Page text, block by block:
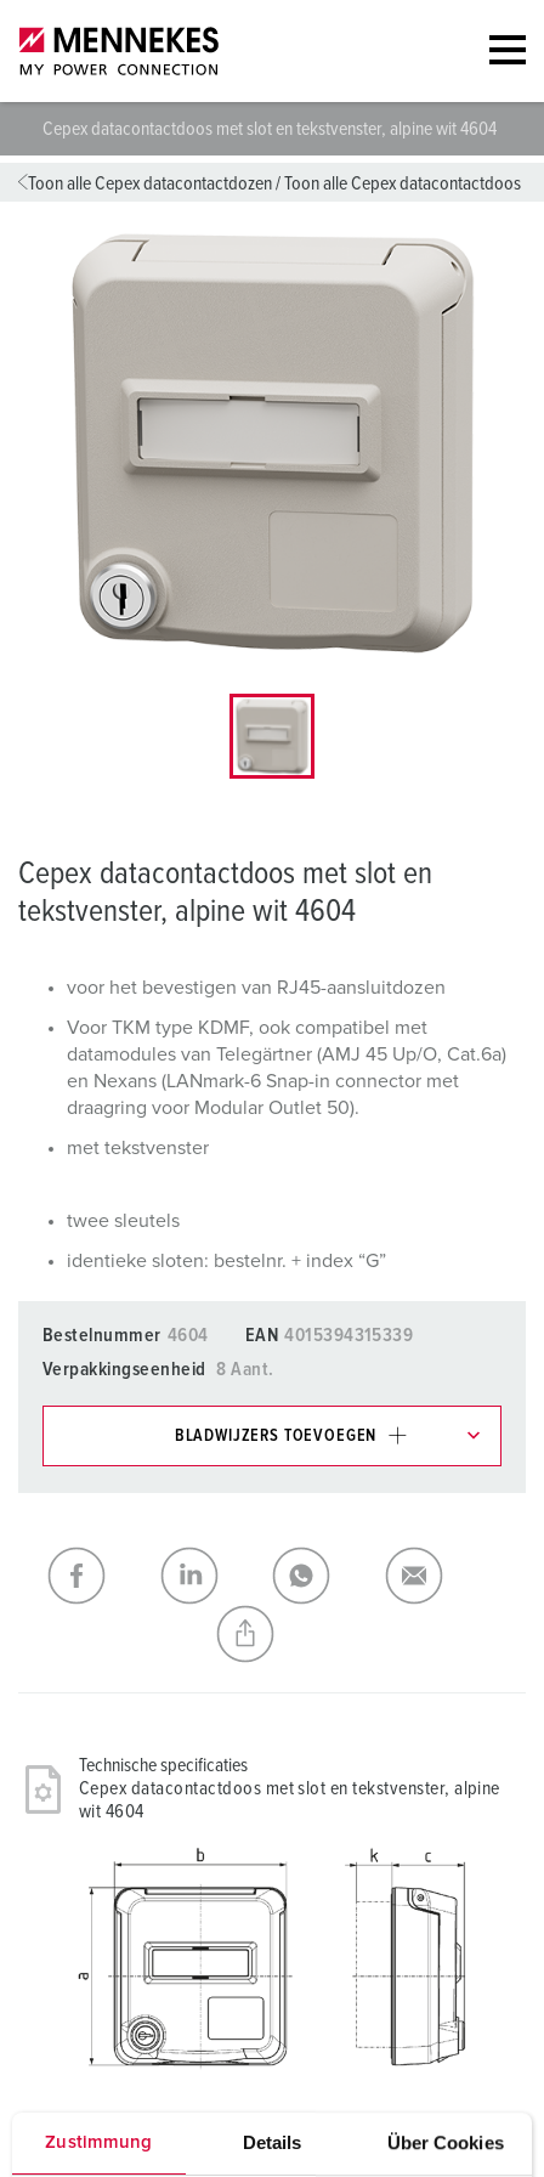
Zustimmung Details Über Cookies
Cepex datacontactdoos met slot en tekstvenster, alpine wit 4604
Toon alle Cepex datacontactdozen/Toon alle Cepex datacontactdoos
Cepex datacontactdoos met slot en
tekstvenster, alpine wit 4604
voor het bevestigen van RJ45-aansluitdozen
Voor TKM type KDMF, ook compatibel met
datamodules van Telegärtner (AMJ 45 Up/O, Cat.6a)
en Nexans (LANmark-6 Snap-in connector met
draagring voor Modular Outlet 50).
met tekstvenster
twee sleutels
identieke sloten: bestelnr. + index “G”
Bestelnummer 4604 EAN 4015394315339
Verpakkingseenheid
8 Aant.
BLADWIJZERS TOEVOEGEN
Mijn lijst TOEVOEGEN
NIEUW LIJST MAKEN
Technische specificaties
Cepex datacontactdoos met slot en tekstvenster, alpine
wit 4604